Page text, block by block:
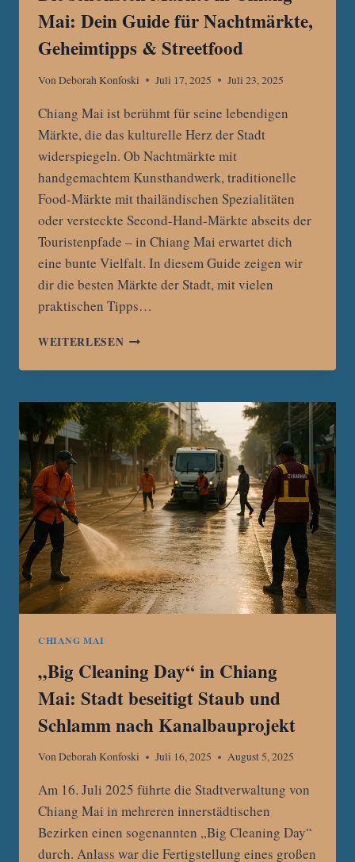
Mai: Dein Guide für Nachtmärkte,
Geheimtipps & Streetfood
VonDeborah Konfoski Juli 17, 2025 Juli 23, 2025
Chiang Mai ist berühmt für seine lebendigen
Märkte, die das kulturelle Herz der Stadt
widerspiegeln. Ob Nachtmärkte mit
handgemachtem Kunsthandwerk, traditionelle
Food-Märkte mit thailändischen Spezialitäten
oder versteckte Second-Hand-Märkte abseits der
Touristenpfade – in Chiang Mai erwartet dich
eine bunte Vielfalt. In diesem Guide zeigen wir
dir die besten Märkte der Stadt, mit vielen
praktischen Tipps…
WEITERLESENDIE
MÄRKTE
CHIANG
MAI:
DEIN
GUIDE
FÜR
NACHTMÄRKTE,
GEHEIMTIPPS
&
STREETFOOD
CHIANG MAI
„Big Cleaning Day“ in Chiang
Mai: Stadt beseitigt Staub und
Schlamm nach Kanalbauprojekt
VonDeborah Konfoski Juli 16, 2025 August 5, 2025
Am 16. Juli 2025 führte die Stadtverwaltung von
Chiang Mai in mehreren innerstädtischen
Bezirken einen sogenannten „Big Cleaning Day“
durch. Anlass war die Fertigstellung eines großen